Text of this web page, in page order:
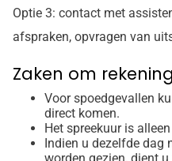
Optie 3: contact met
afspraken, opvragen van
Zaken om
Voor spoedgevallen
direct komen.
Het spreekuur is
Indien u dezelfde dag